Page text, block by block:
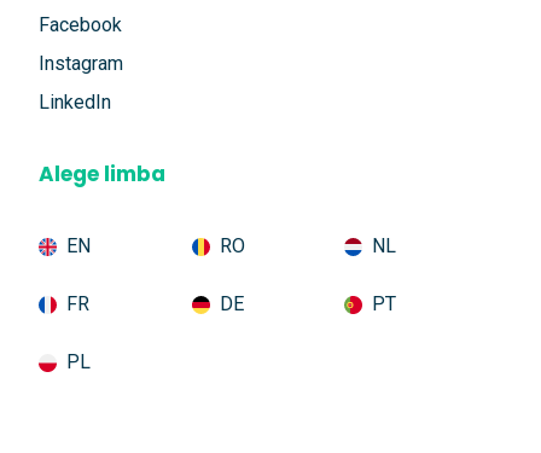
Facebook
Instagram
LinkedIn
Alege limba
EN RO NL
FR DE PT
PL